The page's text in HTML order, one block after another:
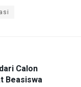
Calon
Beasiswa